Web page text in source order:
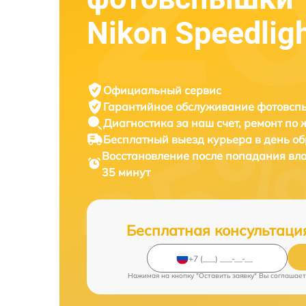
Nikon
Официальный сервис
Гарантийное обслуживание
Диагностика за наш счет, ремонт по
Бесплатный выезд курьера в день
Восстановление после попадания
35 минут
Бесплатная
Нажимая на кнопку "Оставить заявку" Вы